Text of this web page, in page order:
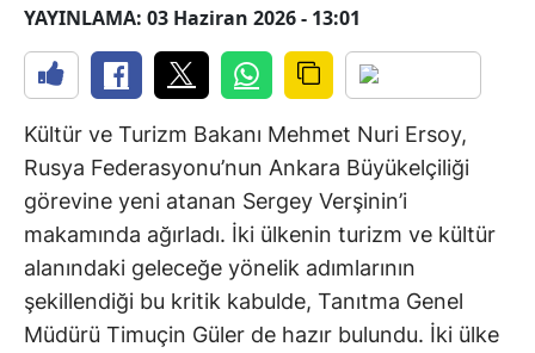
YAYINLAMA: 03 Haziran 2026 - 13:01
Kültür ve Turizm Bakanı Mehmet Nuri Ersoy,
Rusya Federasyonu’nun Ankara Büyükelçiliği
görevine yeni atanan Sergey Verşinin’i
makamında ağırladı. İki ülkenin turizm ve kültür
alanındaki geleceğe yönelik adımlarının
şekillendiği bu kritik kabulde, Tanıtma Genel
Müdürü Timuçin Güler de hazır bulundu. İki ülke